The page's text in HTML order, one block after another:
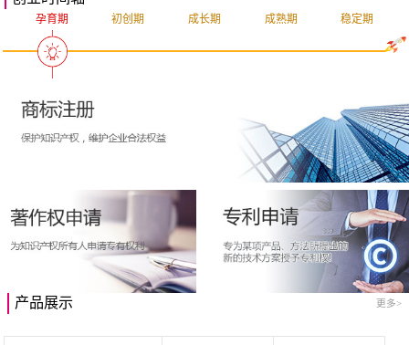
孕育期 初创期 成长期 成熟期 稳定期
产品展示 更多>